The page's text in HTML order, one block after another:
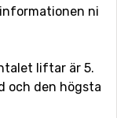
ni
liftar är 5.
och den högsta